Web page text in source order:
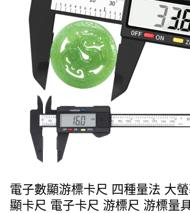
電子數顯游標卡尺 四種量法 大
顯卡尺 電子卡尺 游標尺 游標量